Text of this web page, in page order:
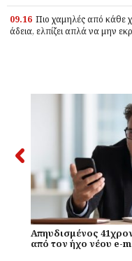
09.16 Πιο χαμηλές από κάθε
άδεια, ελπίζει απλά να μην
Απηυδισμένος
από τον ήχο νέου e-